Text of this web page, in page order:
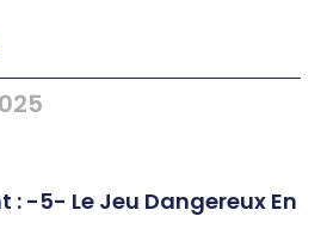
: -5- Le Jeu Dangereux En